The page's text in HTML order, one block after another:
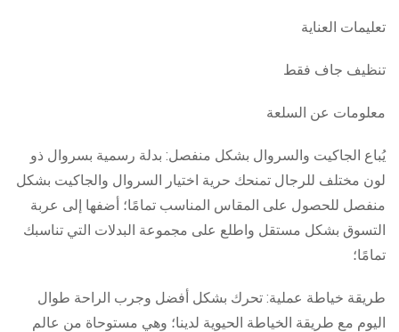
تعليمات العناية
تنظيف جاف فقط
معلومات عن السلعة
يُباع الجاكيت والسروال بشكل منفصل: بدلة رسمية بسروال ذو
لون مختلف للرجال تمنحك حرية اختيار السروال والجاكيت بشكل
منفصل للحصول على المقاس المناسب تمامًا؛ أضفها إلى عربة
التسوق بشكل مستقل واطلع على مجموعة البدلات التي تناسبك
تمامًا؛
طريقة خياطة عملية: تحرك بشكل أفضل وجرب الراحة طوال
اليوم مع طريقة الخياطة الحيوية لدينا؛ وهي مستوحاة من عالم